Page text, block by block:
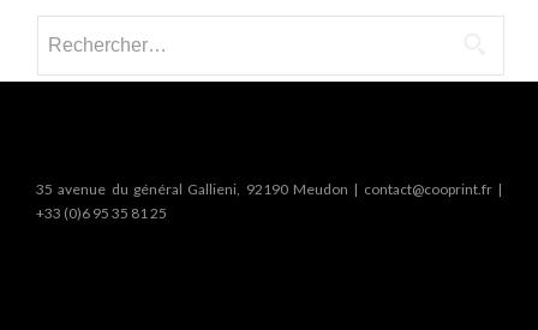
35 avenue du général Gallieni, 92190 Meudon | contact@cooprint.fr |
+33 (0)6 95 35 81 25